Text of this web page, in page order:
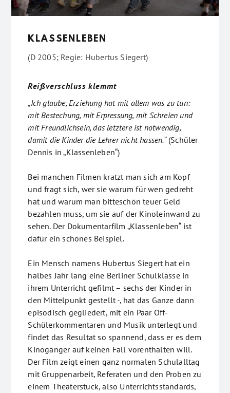
KLASSENLEBEN
(D 2005; Regie: Hubertus Siegert)
Reißverschluss klemmt
„Ich glaube, Erziehung hat mit allem was zu tun:
mit Bestechung, mit Erpressung, mit Schreien und
mit Freundlichsein, das letztere ist notwendig,
damit die Kinder die Lehrer nicht hassen.“(Schüler
Dennis in „Klassenleben“)
Bei manchen Filmen kratzt man sich am Kopf
und fragt sich, wer sie warum für wen gedreht
hat und warum man bitteschön teuer Geld
bezahlen muss, um sie auf der Kinoleinwand zu
sehen. Der Dokumentarfilm „Klassenleben“ ist
dafür ein schönes Beispiel.
Ein Mensch namens Hubertus Siegert hat ein
halbes Jahr lang eine Berliner Schulklasse in
ihrem Unterricht gefilmt – sechs der Kinder in
den Mittelpunkt gestellt -, hat das Ganze dann
episodisch gegliedert, mit ein Paar Off-
Schülerkommentaren und Musik unterlegt und
findet das Resultat so spannend, dass er es dem
Kinogänger auf keinen Fall vorenthalten will.
Der Film zeigt einen ganz normalen Schulalltag
mit Gruppenarbeit, Referaten und den Proben zu
einem Theaterstück, also Unterrichtsstandards,